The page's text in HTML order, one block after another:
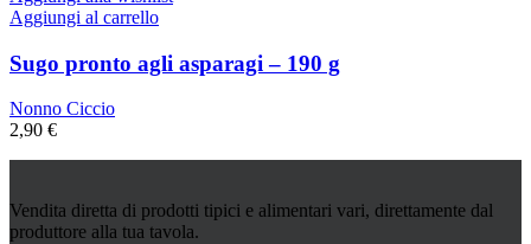
Aggiungi al carrello
Sugo pronto agli asparagi – 190 g
Nonno Ciccio
2,90 €
Vendita diretta di prodotti tipici e alimentari vari, direttamente dal
produttore alla tua tavola.